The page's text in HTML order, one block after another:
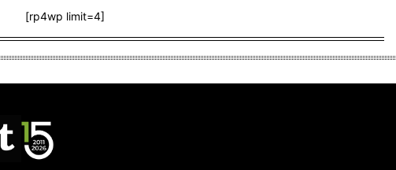
[rp4wp limit=4]